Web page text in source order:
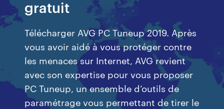
gratuit
Télécharger AVG PC Tuneup 2019. Après
vous avoir aidé à vous protéger contre
les menaces sur Internet, AVG revient
avec son expertise pour vous proposer
PC Tuneup, un ensemble d’outils de
paramétrage vous permettant de tirer le